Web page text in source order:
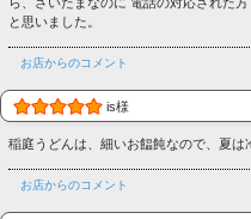
と思いました。
お店からのコメント
is様
稲庭うどんは、細いお饂飩なので、夏は
お店からのコメント